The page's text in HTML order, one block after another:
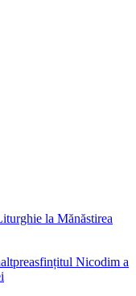
la Mănăstirea
Nicodim a